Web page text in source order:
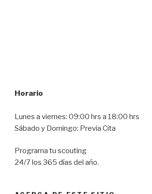
Horario
Lunes a viernes: 09:00 hrs a 18:00 hrs
Sábado y Domingo: Previa Cita
Programa tu scouting
24/7 los 365 días del año.